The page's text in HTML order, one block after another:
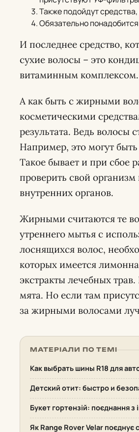
Также подойдут
Обязательно
И последнее средство,
сухие волосы – это
витаминным комплексом.
А как быть с жирными
косметическими
результата. Ведь
Например, это могут
Такое бывает и при сбое
проверить свой
внутренних органов.
Жирными считаются те
утреннего мытья с
лоснящихся волос,
которых имеется
экстракты лечебных
мята. Но если там
за жирными волосами
МАТЕРІАЛИ ПО ТЕМІ
Как выбрать шины R18 для
Детский отит: быстро и
Букет гортензій: поєднання з
Як Range Rover Velar поєднує